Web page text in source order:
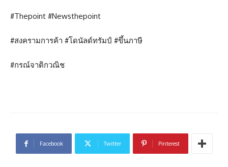
#Thepoint #Newsthepoint
#สงครามการค้า #โดนัลด์ทรัมป์ #ขึ้นภาษี
#กรณ์จาติกวณิช
Facebook Twitter Pinterest